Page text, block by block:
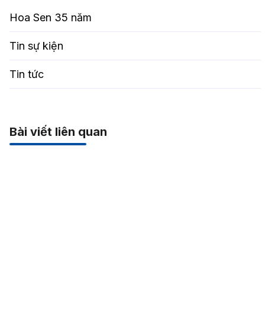
Hoa Sen 35 năm
Tin sự kiện
Tin tức
Bài viết liên quan